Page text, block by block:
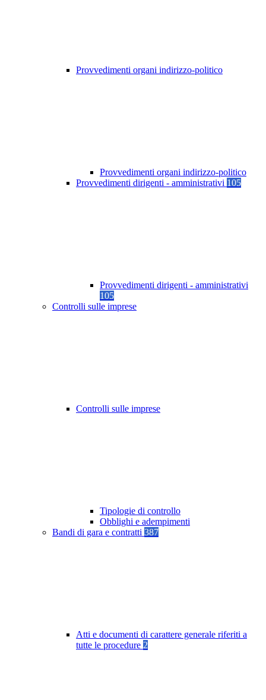
Provvedimenti organi indirizzo-politico
Provvedimenti organi indirizzo-politico
Provvedimenti dirigenti - amministrativi 105
Provvedimenti dirigenti - amministrativi
105
Controlli sulle imprese
Controlli sulle imprese
Tipologie di controllo
Obblighi e adempimenti
Bandi di gara e contratti 387
Atti e documenti di carattere generale riferiti a
tutte le procedure 2